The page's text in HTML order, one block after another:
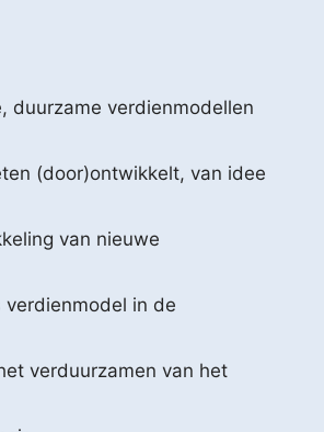
duurzame verdienmodellen
(door)ontwikkelt, van idee
van nieuwe
in de
verduurzamen van het